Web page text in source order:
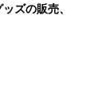
ズの販売、